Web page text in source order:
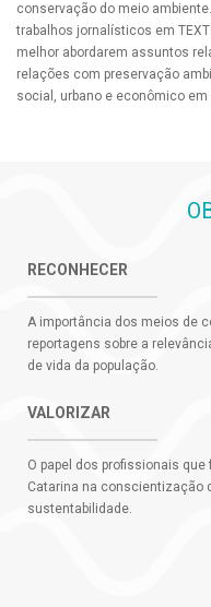
conservação do meio
trabalhos jornalísticos em
melhor abordarem assuntos
relações com preservação
social, urbano e econômico em
RECONHECER
A importância dos meios de
reportagens sobre a
de vida da população.
VALORIZAR
O papel dos profissionais
Catarina na conscientização
sustentabilidade.